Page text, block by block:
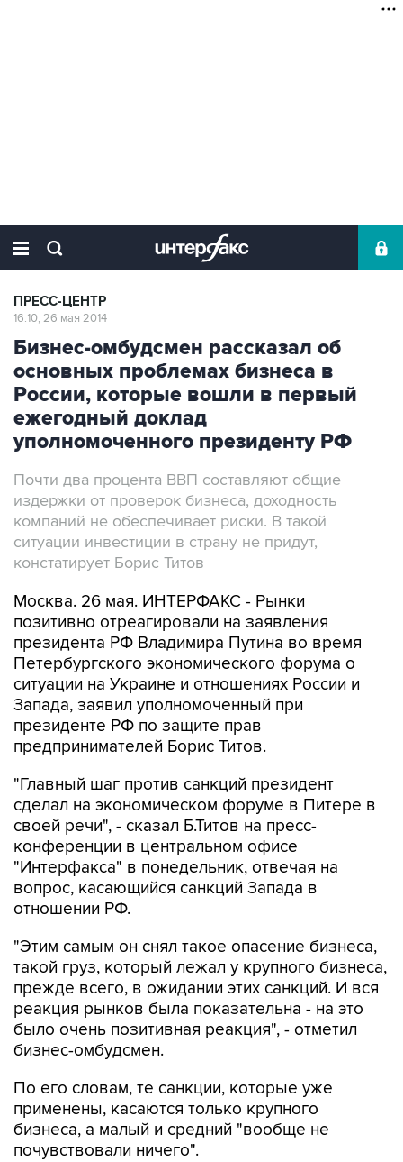
ПРЕСС-ЦЕНТР
16:10, 26 мая 2014
Бизнес-омбудсмен рассказал об
основных проблемах бизнеса в
России, которые вошли в первый
ежегодный доклад
уполномоченного президенту РФ
Почти два процента ВВП составляют общие
издержки от проверок бизнеса, доходность
компаний не обеспечивает риски. В такой
ситуации инвестиции в страну не придут,
констатирует Борис Титов
Москва. 26 мая. ИНТЕРФАКС - Рынки
позитивно отреагировали на заявления
президента РФ Владимира Путина во время
Петербургского экономического форума о
ситуации на Украине и отношениях России и
Запада, заявил уполномоченный при
президенте РФ по защите прав
предпринимателей Борис Титов.
"Главный шаг против санкций президент
сделал на экономическом форуме в Питере в
своей речи", - сказал Б.Титов на пресс-
конференции в центральном офисе
"Интерфакса" в понедельник, отвечая на
вопрос, касающийся санкций Запада в
отношении РФ.
"Этим самым он снял такое опасение бизнеса,
такой груз, который лежал у крупного бизнеса,
прежде всего, в ожидании этих санкций. И вся
реакция рынков была показательна - на это
было очень позитивная реакция", - отметил
бизнес-омбудсмен.
По его словам, те санкции, которые уже
применены, касаются только крупного
бизнеса, а малый и средний "вообще не
почувствовали ничего".